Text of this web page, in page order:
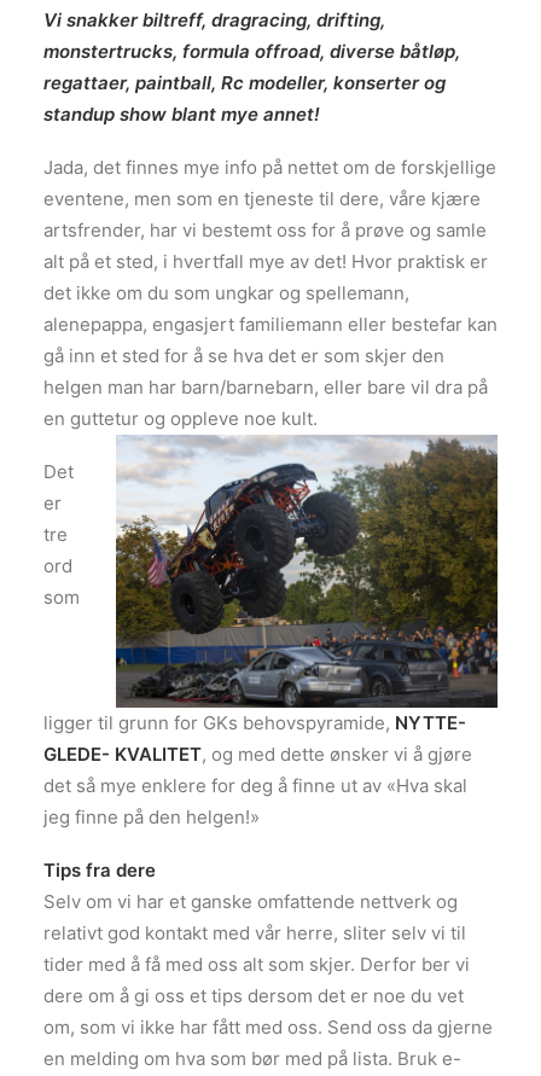
Vi snakker biltreff, dragracing, drifting,
monstertrucks, formula offroad, diverse båtløp,
regattaer, paintball, Rc modeller, konserter og
standup show blant mye annet!
Jada, det finnes mye info på nettet om de forskjellige
eventene, men som en tjeneste til dere, våre kjære
artsfrender, har vi bestemt oss for å prøve og samle
alt på et sted, i hvertfall mye av det! Hvor praktisk er
det ikke om du som ungkar og spellemann,
alenepappa, engasjert familiemann eller bestefar kan
gå inn et sted for å se hva det er som skjer den
helgen man har barn/barnebarn, eller bare vil dra på
en guttetur og oppleve noe kult.
Det
er
tre
ord
som
ligger til grunn for GKs behovspyramide, NYTTE-
GLEDE- KVALITET, og med dette ønsker vi å gjøre
det så mye enklere for deg å finne ut av «Hva skal
jeg finne på den helgen!»
Tips fra dere
Selv om vi har et ganske omfattende nettverk og
relativt god kontakt med vår herre, sliter selv vi til
tider med å få med oss alt som skjer. Derfor ber vi
dere om å gi oss et tips dersom det er noe du vet
om, som vi ikke har fått med oss. Send oss da gjerne
en melding om hva som bør med på lista. Bruk e-